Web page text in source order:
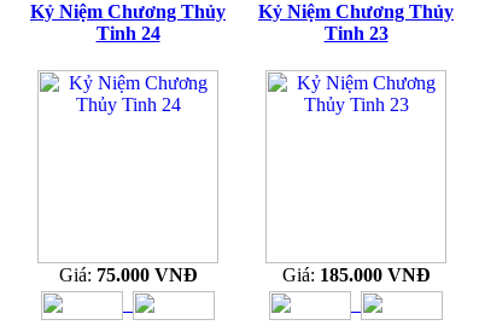
Kỷ Niệm Chương Thủy
Tinh 24
Giá: 75.000 VNĐ
Kỷ Niệm Chương Thủy
Tinh 23
Giá: 185.000 VNĐ